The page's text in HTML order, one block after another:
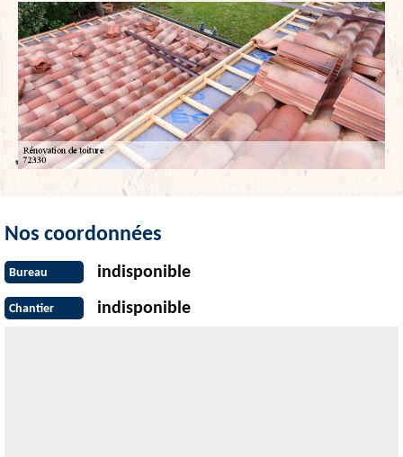
Nos coordonnées
Bureau indisponible
Chantier indisponible